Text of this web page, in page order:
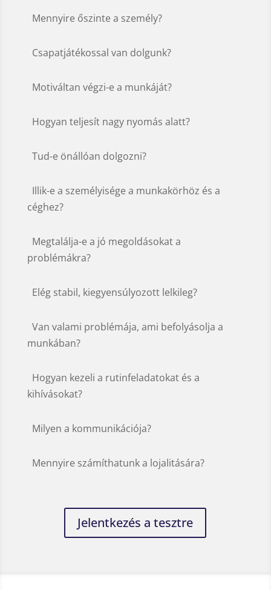
Mennyire őszinte a személy?
Csapatjátékossal van dolgunk?
Motiváltan végzi-e a munkáját?
Hogyan teljesít nagy nyomás alatt?
Tud-e önállóan dolgozni?
Illik-e a személyisége a munkakörhöz és a
céghez?
Megtalálja-e a jó megoldásokat a
problémákra?
Elég stabil, kiegyensúlyozott lelkileg?
Van valami problémája, ami befolyásolja a
munkában?
Hogyan kezeli a rutinfeladatokat és a
kihívásokat?
Milyen a kommunikációja?
Mennyire számíthatunk a lojalitására?
Jelentkezés a tesztre